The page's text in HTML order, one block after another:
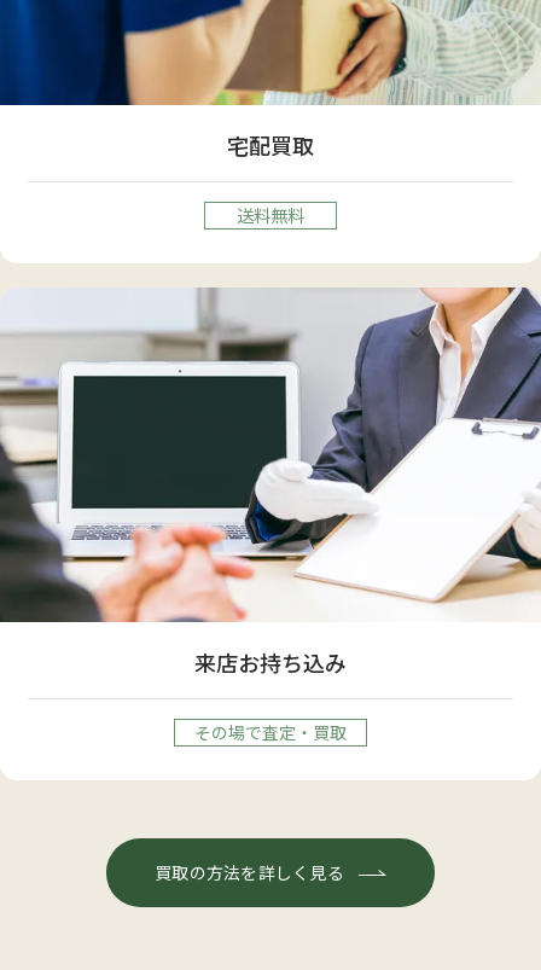
宅配買取
送料無料
来店お持ち込み
その場で査定・買取
買取の方法を詳しく見る